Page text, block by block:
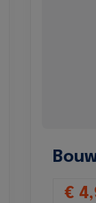
€